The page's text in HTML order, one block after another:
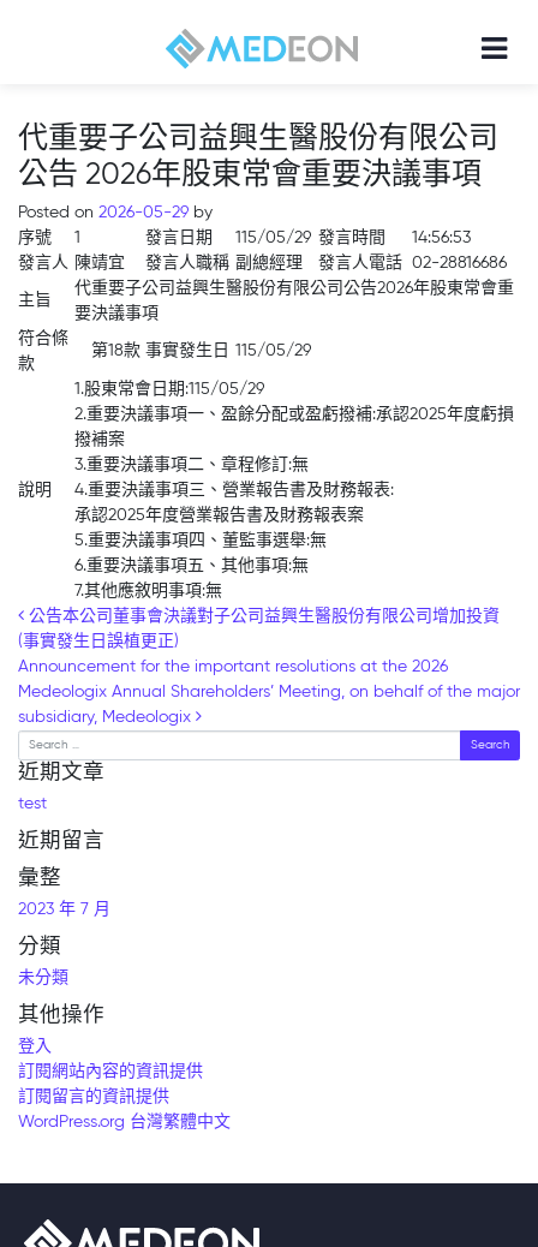
代重要子公司益興生醫股份有限公司
公告 2026年股東常會重要決議事項
Posted on 2026-05-29 by
序號
1 發言日期 115/05/29 發言時間
14:56:53
發言人 陳靖宜 發言人職稱 副總經理 發言人電話 02-28816686
主旨
代重要子公司益興生醫股份有限公司公告2026年股東常會重
要決議事項
符合條
款
第18款 事實發生日 115/05/29
說明
1.股東常會日期:115/05/29
2.重要決議事項一、盈餘分配或盈虧撥補:承認2025年度虧損
撥補案
3.重要決議事項二、章程修訂:無
4.重要決議事項三、營業報告書及財務報表:
承認2025年度營業報告書及財務報表案
5.重要決議事項四、董監事選舉:無
6.重要決議事項五、其他事項:無
7.其他應敘明事項:無
Post navigation
公告本公司董事會決議對子公司益興生醫股份有限公司增加投資
(事實發生日誤植更正)
Announcement for the important resolutions at the 2026
Medeologix Annual Shareholders’ Meeting, on behalf of the major
subsidiary, Medeologix
Search
近期文章
test
近期留言
彙整
2023 年 7 月
分類
未分類
其他操作
登入
訂閱網站內容的資訊提供
訂閱留言的資訊提供
WordPress.org 台灣繁體中文